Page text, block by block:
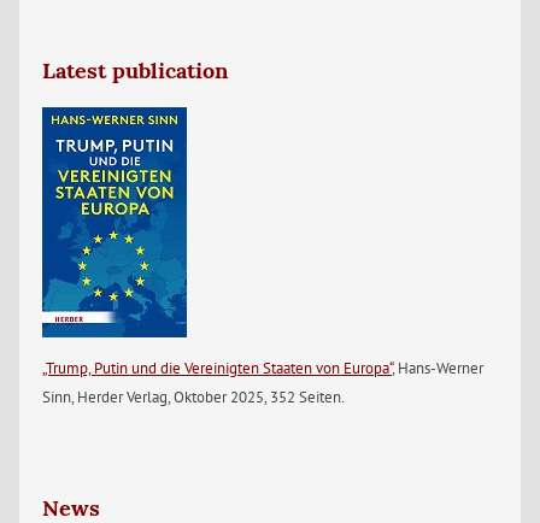
Latest publication
„Trump, Putin und die Vereinigten Staaten von Europa“, Hans-Werner
Sinn, Herder Verlag, Oktober 2025, 352 Seiten.
News